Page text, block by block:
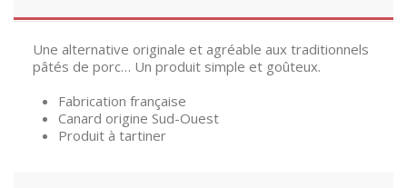
Une alternative originale et agréable aux traditionnels
pâtés de porc… Un produit simple et goûteux.
Fabrication française
Canard origine Sud-Ouest
Produit à tartiner